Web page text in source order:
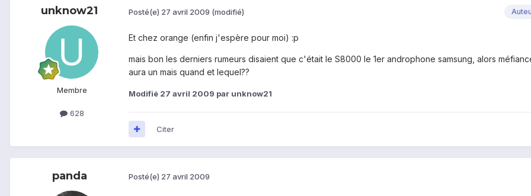
unknow21
Membre
628
Posté(e) 27 avril 2009 (modifié)
Et chez orange (enfin j'espère pour moi) :p
mais bon les derniers rumeurs disaient que c'était le S8000 le 1er androphone samsung, alors
aura un mais quand et lequel??
Modifié 27 avril 2009 par unknow21
Citer
panda Posté(e) 27 avril 2009